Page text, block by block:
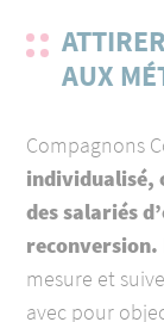
AUX
Compagnons
individualisé,
des salariés
reconversion.
mesure et
avec pour